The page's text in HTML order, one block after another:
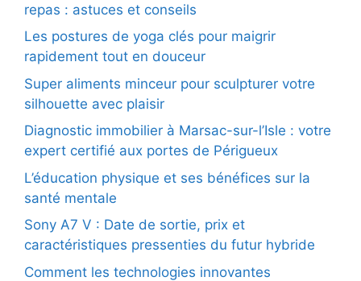
repas : astuces et conseils
Les postures de yoga clés pour maigrir
rapidement tout en douceur
Super aliments minceur pour sculpturer votre
silhouette avec plaisir
Diagnostic immobilier à Marsac-sur-l’Isle : votre
expert certifié aux portes de Périgueux
L’éducation physique et ses bénéfices sur la
santé mentale
Sony A7 V : Date de sortie, prix et
caractéristiques pressenties du futur hybride
Comment les technologies innovantes